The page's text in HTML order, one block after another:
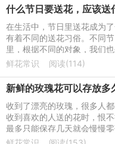
什么节日要送花，应该送
在生活中，节日里送花成为
有着不同的送花习俗。不同
里，根据不同的对象，我们
鲜花常识
阅读(114)
新鲜的玫瑰花可以存放多
收到了漂亮的玫瑰，很多人
收到喜欢的人送的花时，恨
最多只能保存几天就会慢慢
骤：